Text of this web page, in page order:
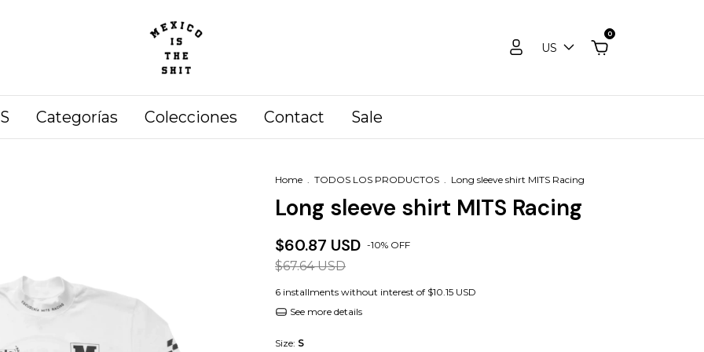
US
0
Categorías Colecciones Contact Sale
Home . TODOS LOS PRODUCTOS . Long sleeve shirt MITS Racing
Long sleeve shirt MITS Racing
$60.87 USD -10% OFF
$67.64 USD
6 installments without interest of $10.15 USD
See more details
Size: S